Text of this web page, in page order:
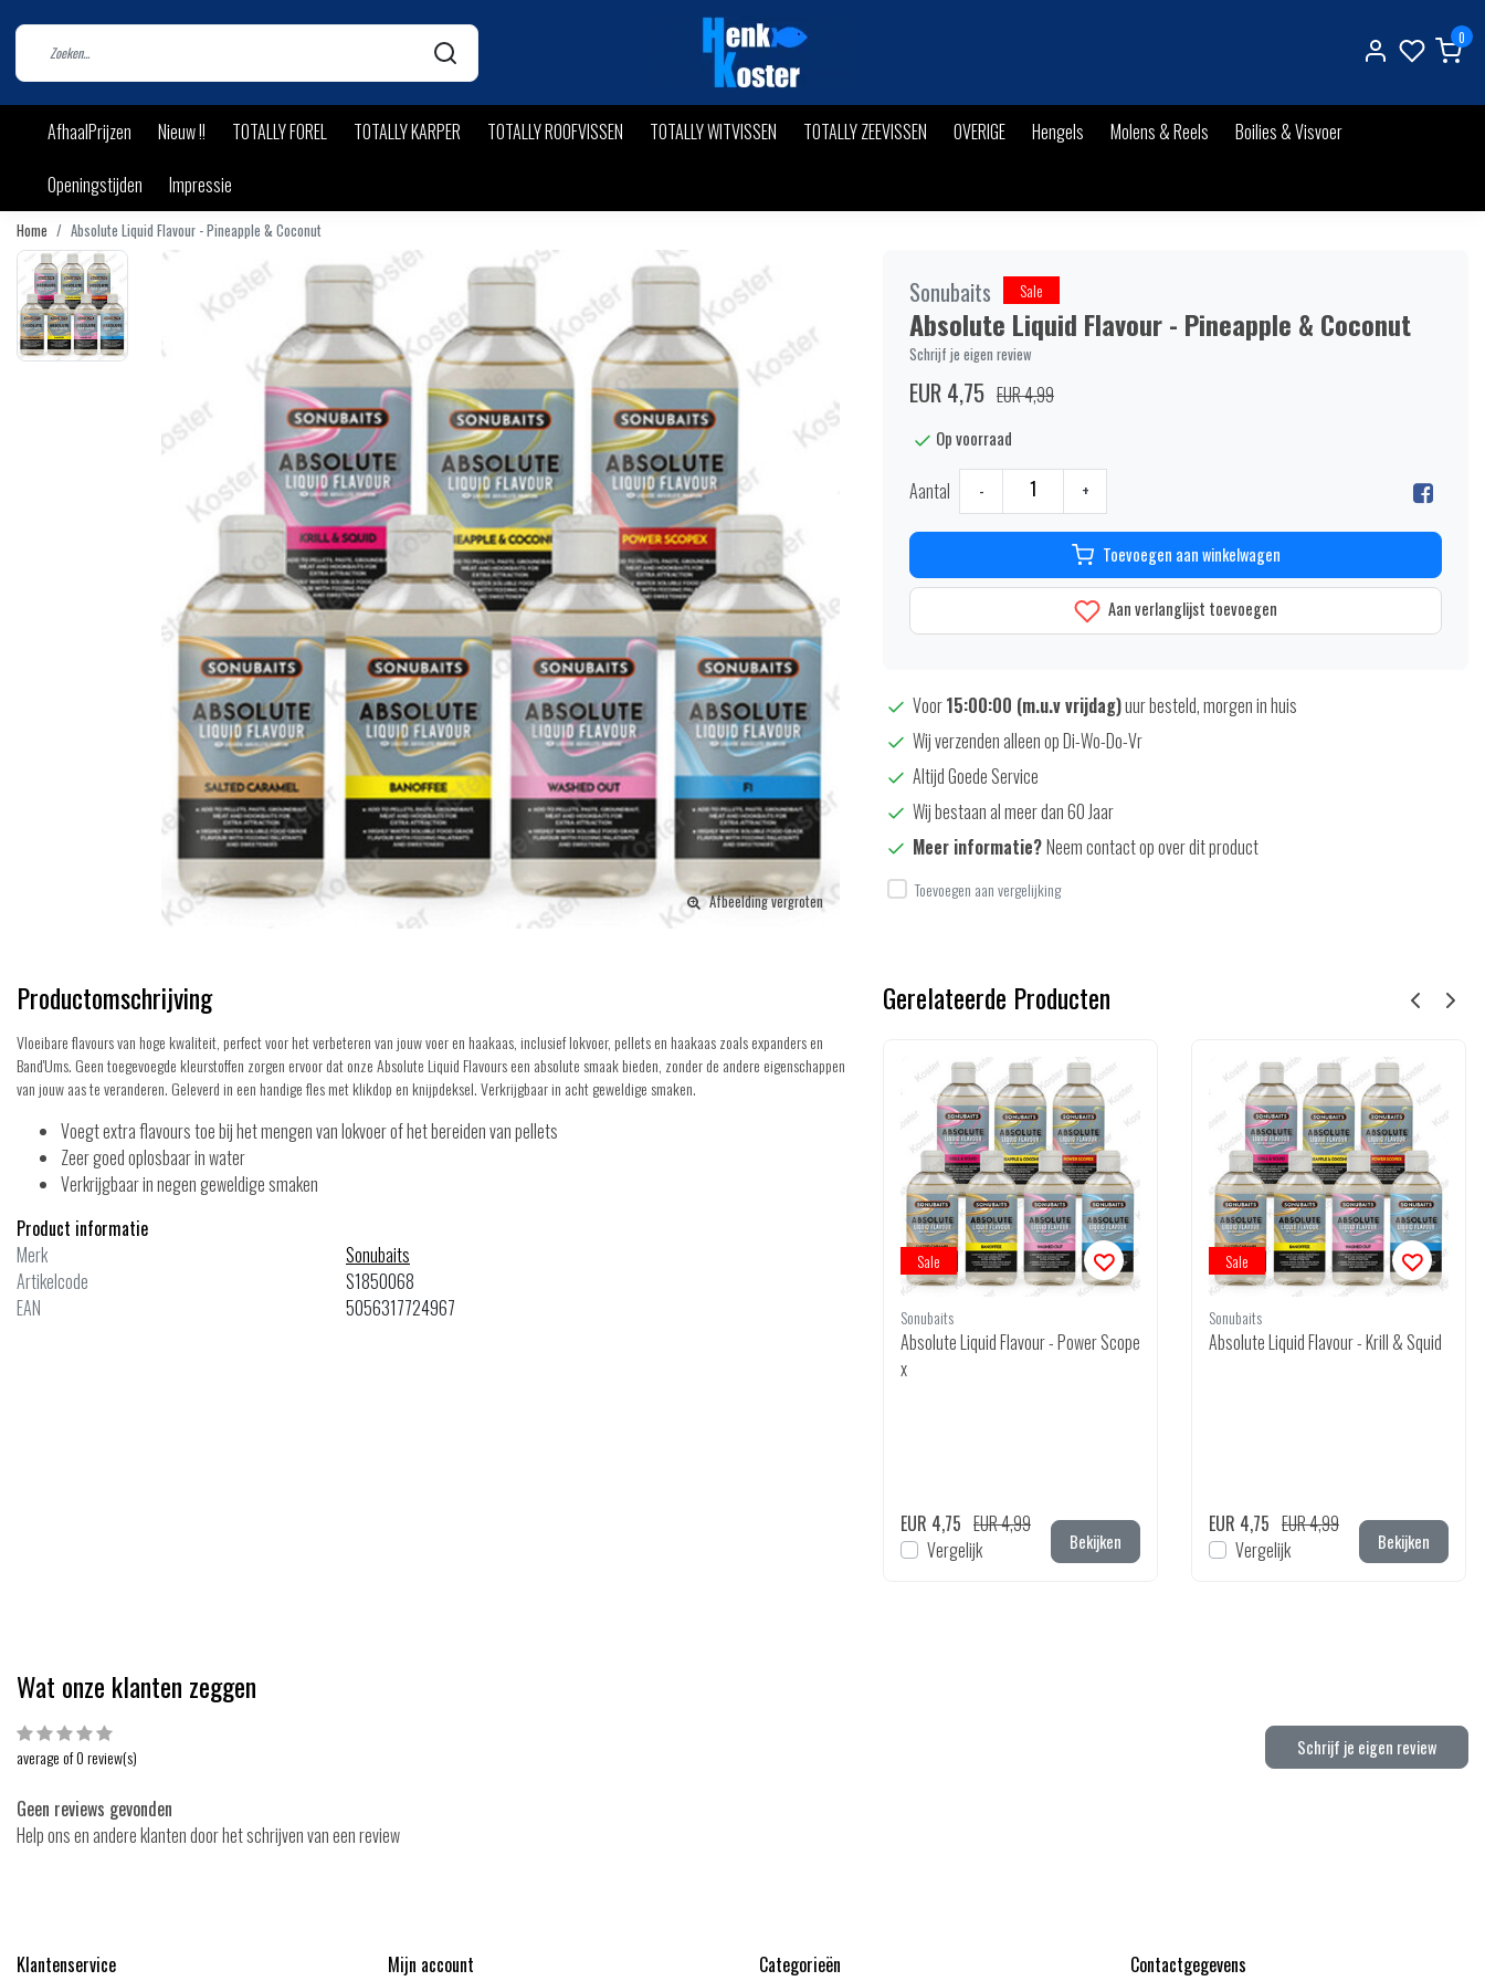
0
AfhaalPrijzen Nieuw !! TOTALLY FOREL TOTALLY KARPER TOTALLY ROOFVISSEN TOTALLY WITVISSEN TOTALLY ZEEVISSEN OVERIGE Hengels Molens & Reels
Boilies & Visvoer
Openingstijden
Impressie
Home Absolute Liquid Flavour - Pineapple & Coconut
Afbeelding vergroten
Sonubaits Sale
Absolute Liquid Flavour - Pineapple & Coconut
Schrijf je eigen review
EUR 4,75 EUR 4,99
Op voorraad
Aantal - +
Toevoegen aan winkelwagen
Aan verlanglijst toevoegen
Voor15:00:00 (m.u.v vrijdag)uur besteld, morgen in huis
Wij verzenden alleen op Di-Wo-Do-Vr
Altijd Goede Service
Wij bestaan al meer dan 60 Jaar
Meer informatie?Neem contact op over dit product
Toevoegen aan vergelijking
Productomschrijving
Vloeibare flavours van hoge kwaliteit, perfect voor het verbeteren van jouw voer en haakaas, inclusief lokvoer, pellets en haakaas zoals expanders en
Band'Ums. Geen toegevoegde kleurstoffen zorgen ervoor dat onze Absolute Liquid Flavours een absolute smaak bieden, zonder de andere eigenschappen
van jouw aas te veranderen. Geleverd in een handige fles met klikdop en knijpdeksel. Verkrijgbaar in acht geweldige smaken.
Voegt extra flavours toe bij het mengen van lokvoer of het bereiden van pellets
Zeer goed oplosbaar in water
Verkrijgbaar in negen geweldige smaken
Product informatie
Merk
Sonubaits
Artikelcode
S1850068
EAN
5056317724967
Gerelateerde Producten
Sale
Sonubaits
Absolute Liquid Flavour - Power Scope
x
EUR 4,75 EUR 4,99
Vergelijk
Bekijken
Sale
Sonubaits
Absolute Liquid Flavour - Krill & Squid
EUR 4,75 EUR 4,99
Vergelijk
Bekijken
Wat onze klanten zeggen
average of 0 review(s) Schrijf je eigen review
Geen reviews gevonden
Help ons en andere klanten door het schrijven van een review
Klantenservice Mijn account Categorieën Contactgegevens